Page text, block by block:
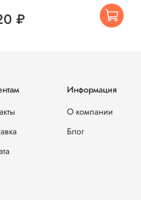
₽
Информация
О компании
Блог